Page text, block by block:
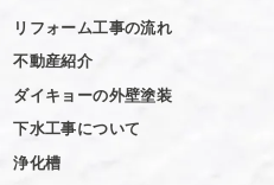
リフォーム工事の流れ
不動産紹介
ダイキョーの外壁塗装
下水工事について
浄化槽